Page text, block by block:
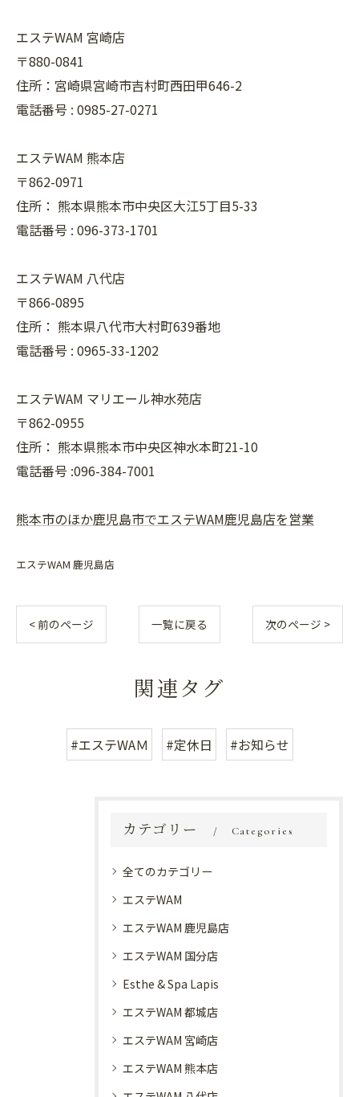
エステWAM 宮崎店
〒880-0841
住所：宮崎県宮崎市吉村町西田甲646-2
電話番号 : 0985-27-0271
エステWAM 熊本店
〒862-0971
住所： 熊本県熊本市中央区大江5丁目5-33
電話番号 : 096-373-1701
エステWAM 八代店
〒866-0895
住所： 熊本県八代市大村町639番地
電話番号 : 0965-33-1202
エステWAM マリエール神水苑店
〒862-0955
住所： 熊本県熊本市中央区神水本町21-10
電話番号 :096-384-7001
熊本市のほか鹿児島市でエステWAM鹿児島店を営業
エステWAM 鹿児島店
< 前のページ 一覧に戻る 次のページ >
関連タグ
#エステWAＭ #定休日 #お知らせ
カテゴリー Categories
全てのカテゴリー
エステWAM
エステWAM 鹿児島店
エステWAM 国分店
Esthe & Spa Lapis
エステWAM 都城店
エステWAM 宮崎店
エステWAM 熊本店